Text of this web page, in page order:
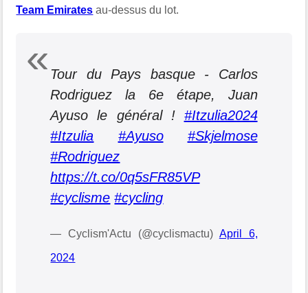
Team Emirates au-dessus du lot.
Tour du Pays basque - Carlos
Rodriguez la 6e étape, Juan
Ayuso le général ! #Itzulia2024
#Itzulia
#Ayuso
#Skjelmose
#Rodriguez
https://t.co/0q5sFR85VP
#cyclisme #cycling
— Cyclism'Actu (@cyclismactu) April 6,
2024